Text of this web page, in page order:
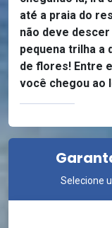
até a praia do
não deve
pequena trilha a
de flores! Entre
você chegou ao
Selecione